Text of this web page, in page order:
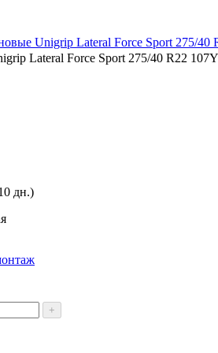
Lateral Force Sport 275/40 R22 107Y
дн.)
+